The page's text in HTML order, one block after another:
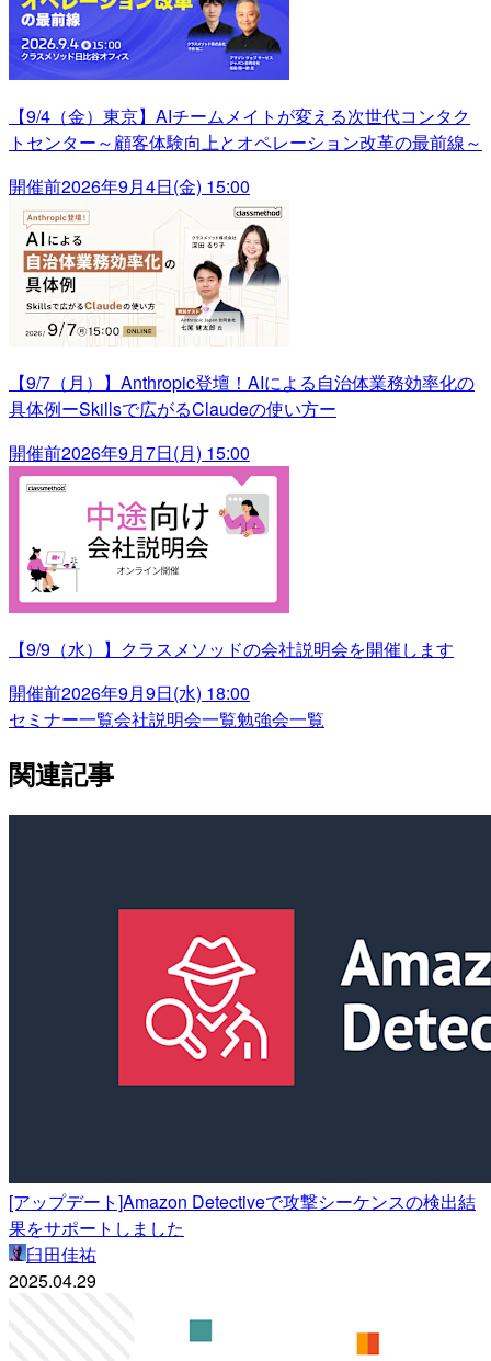
【9/4（金）東京】AIチームメイトが変える次世代コンタク
トセンター～顧客体験向上とオペレーション改革の最前線～
開催前2026年9月4日(金) 15:00
【9/7（月）】Anthropic登壇！AIによる自治体業務効率化の
具体例ーSkillsで広がるClaudeの使い方ー
開催前2026年9月7日(月) 15:00
【9/9（水）】クラスメソッドの会社説明会を開催します
開催前2026年9月9日(水) 18:00
セミナー一覧会社説明会一覧勉強会一覧
関連記事
[アップデート]Amazon Detectiveで攻撃シーケンスの検出結
果をサポートしました
臼田佳祐
2025.04.29